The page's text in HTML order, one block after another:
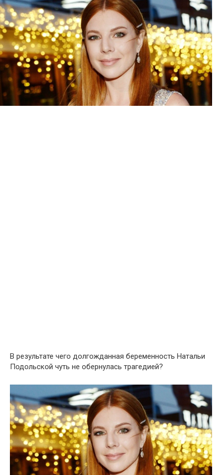
В результате чего долгожданная беременность Натальи
Подольской чуть не обернулась трагедией?